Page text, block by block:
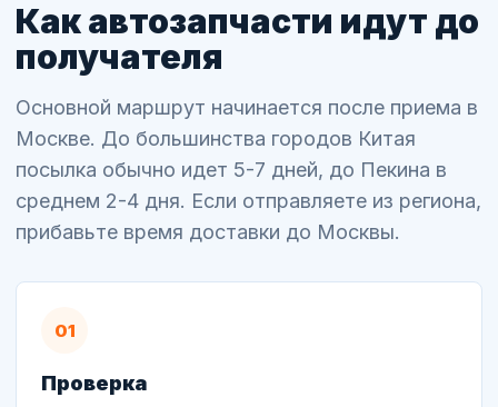
Как автозапчасти идут до
получателя
Основной маршрут начинается после приема в
Москве. До большинства городов Китая
посылка обычно идет 5-7 дней, до Пекина в
среднем 2-4 дня. Если отправляете из региона,
прибавьте время доставки до Москвы.
01
Проверка